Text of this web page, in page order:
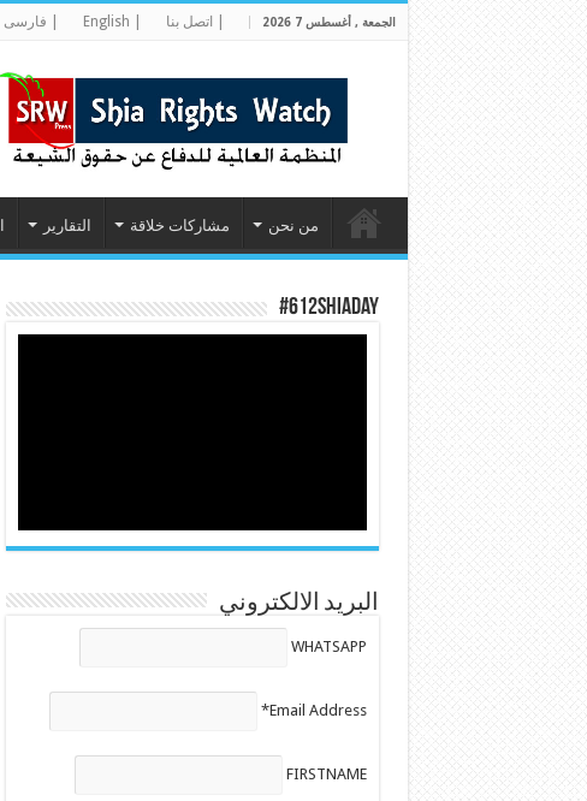
الجمعة , أغسطس 7 2026 | اتصل بنا | فارسى
من نحن مشاركات خلاقة التقارير
#612ShiaDay
البريد الالكتروني
WHATSAPP
Email Address*
FIRSTNAME